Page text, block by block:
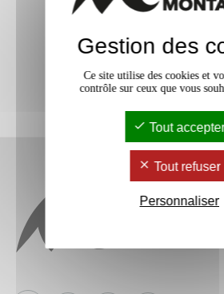
Gestion des
Ce site utilise des cookies et
contrôle sur ceux que vous
Tout
Tout refuser
Personnaliser